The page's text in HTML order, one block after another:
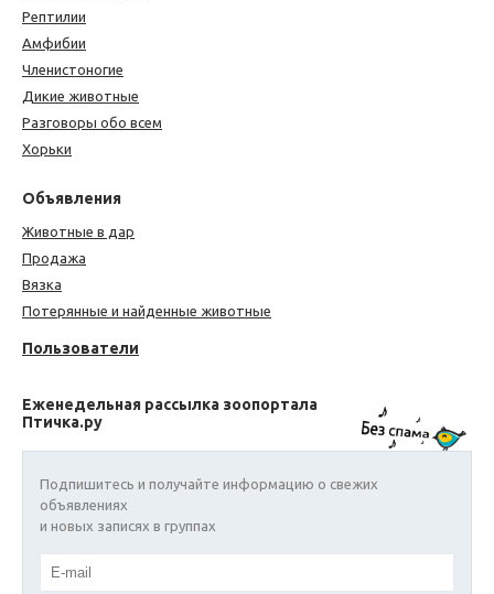
Рептилии
Амфибии
Членистоногие
Дикие животные
Разговоры обо всем
Хорьки
Объявления
Животные в дар
Продажа
Вязка
Потерянные и найденные животные
Пользователи
Еженедельная рассылка зоопортала
Птичка.ру
Подпишитесь и получайте информацию о свежих
объявлениях
и новых записях в группах